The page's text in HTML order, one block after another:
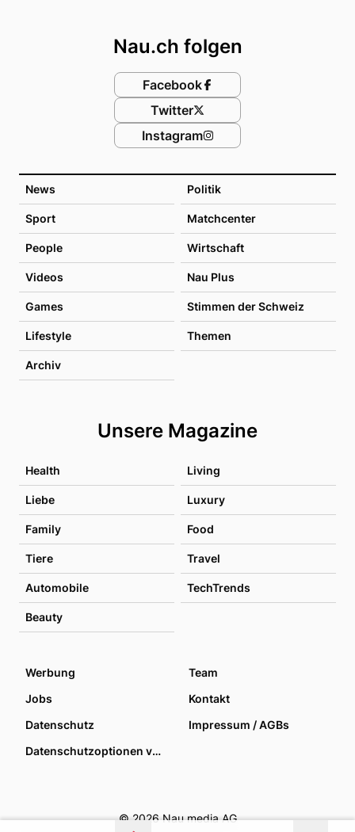
News Politik
Sport Matchcenter
People Wirtschaft
Videos Nau Plus
Games Stimmen der Schweiz
Lifestyle Themen
Archiv
Unsere Magazine
Health Living
Liebe Luxury
Family Food
Tiere Travel
Automobile TechTrends
Beauty
Nau.ch folgen
Facebook
Twitter
Instagram
Werbung
Team
Jobs
Kontakt
Datenschutz
Impressum / AGBs
Datenschutzoptionen verwalten
© 2026 Nau media AG